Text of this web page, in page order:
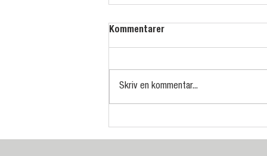
Kommentarer
Skriv en kommentar...